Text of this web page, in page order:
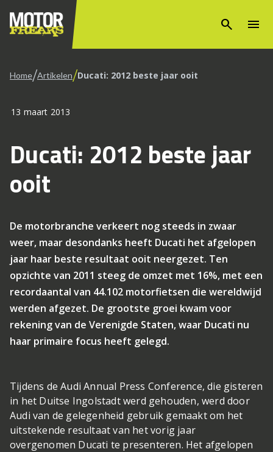
search menu
Home/Artikelen/Ducati: 2012 beste jaar ooit
13 maart 2013
Ducati: 2012 beste jaar
ooit
De motorbranche verkeert nog steeds in zwaar
weer, maar desondanks heeft Ducati het afgelopen
jaar haar beste resultaat ooit neergezet. Ten
opzichte van 2011 steeg de omzet met 16%, met een
recordaantal van 44.102 motorfietsen die wereldwijd
werden afgezet. De grootste groei kwam voor
rekening van de Verenigde Staten, waar Ducati nu
haar primaire focus heeft gelegd.
Tijdens de Audi Annual Press Conference, die gisteren
in het Duitse Ingolstadt werd gehouden, werd door
Audi van de gelegenheid gebruik gemaakt om het
uitstekende resultaat van het vorig jaar
overgenomen Ducati te presenteren. Het afgelopen